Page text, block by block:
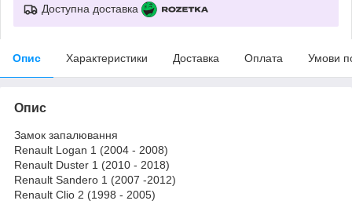
Доступна доставка
Опис Характеристики Доставка Оплата Умови
Опис
Замок запалювання
Renault Logan 1 (2004 - 2008)
Renault Duster 1 (2010 - 2018)
Renault Sandero 1 (2007 -2012)
Renault Clio 2 (1998 - 2005)